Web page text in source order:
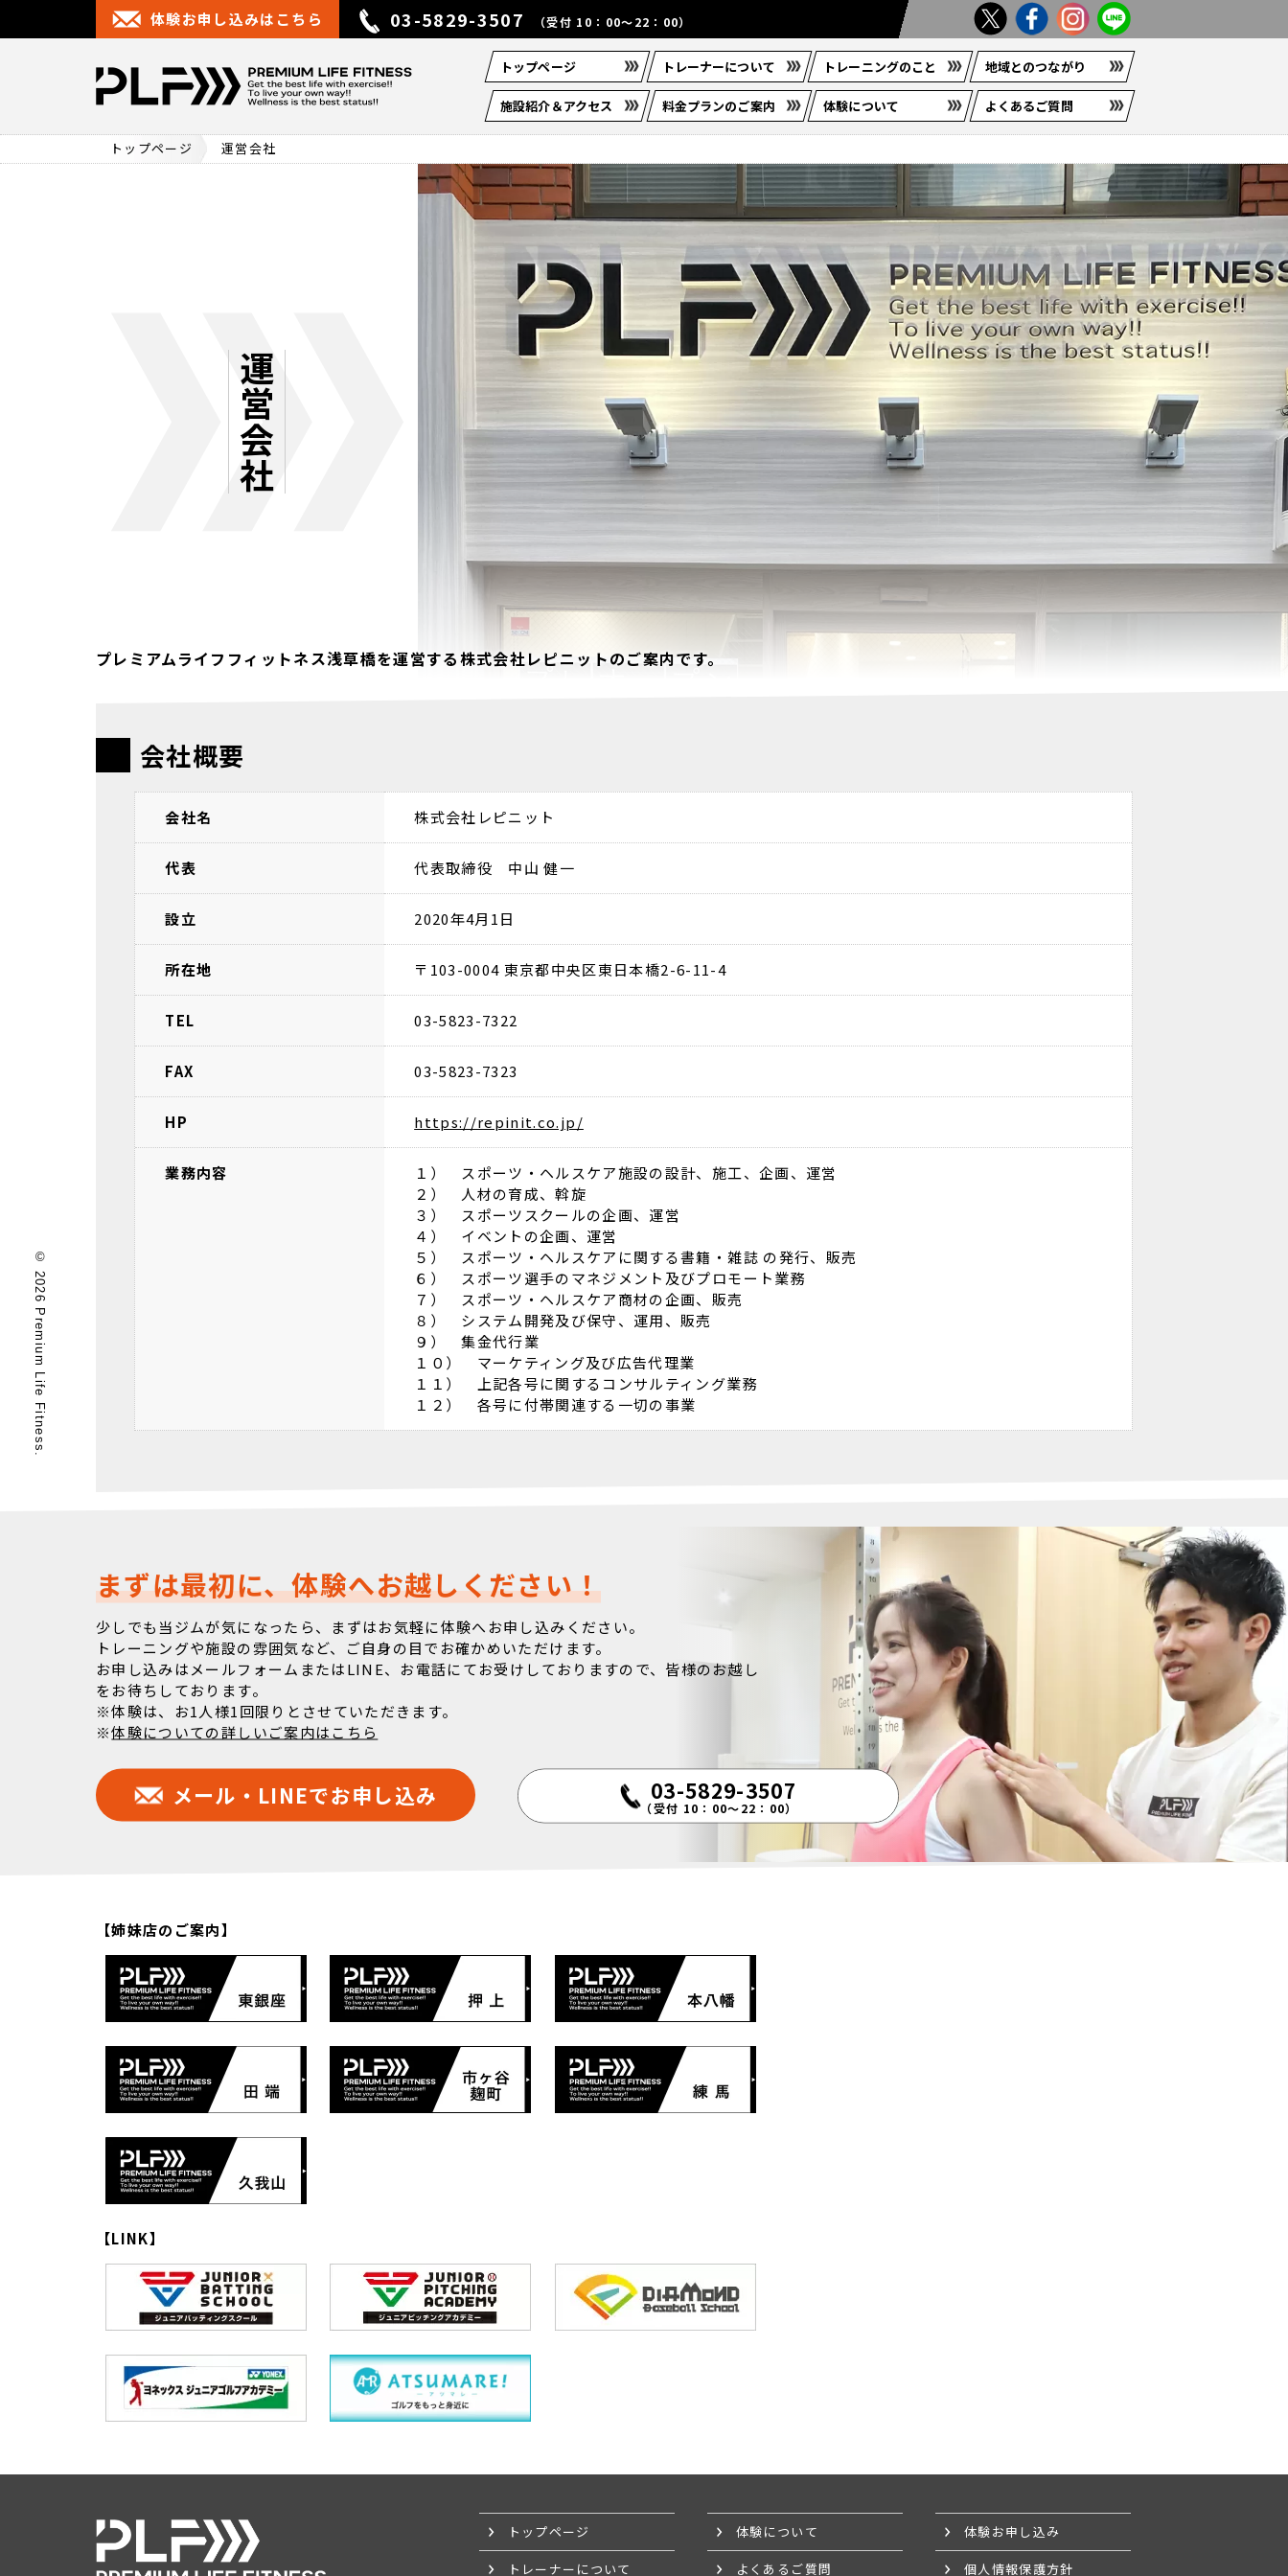
体験お申し込みはこちら 03-5829-3507 （受付 10：00～22：00）
トップページ トレーナーについて トレーニングのこと 地域とのつながり
施設紹介＆アクセス 料金プランのご案内 体験について よくあるご質問
トップページ 運営会社
運営会社
プレミアムライフフィットネス浅草橋を運営する株式会社レピニットのご案内です。
会社概要
会社名 株式会社レピニット
代表 代表取締役 中山 健一
設立 2020年4月1日
所在地 〒103-0004 東京都中央区東日本橋2-6-11-4
TEL 03-5823-7322
FAX 03-5823-7323
HP https://repinit.co.jp/
業務内容
１） スポーツ・ヘルスケア施設の設計、施工、企画、運営
２） 人材の育成、斡旋
３） スポーツスクールの企画、運営
４） イベントの企画、運営
５） スポーツ・ヘルスケアに関する書籍・雑誌 の発行、販売
６） スポーツ選手のマネジメント及びプロモート業務
７） スポーツ・ヘルスケア商材の企画、販売
８） システム開発及び保守、運用、販売
９） 集金代行業
１０） マーケティング及び広告代理業
１１） 上記各号に関するコンサルティング業務
１２） 各号に付帯関連する一切の事業
まずは最初に、体験へお越しください！
少しでも当ジムが気になったら、まずはお気軽に体験へお申し込みください。
トレーニングや施設の雰囲気など、ご自身の目でお確かめいただけます。
お申し込みはメールフォームまたはLINE、お電話にてお受けしておりますので、皆様のお越し
をお待ちしております。
※体験は、お1人様1回限りとさせていただきます。
※体験についての詳しいご案内はこちら
メール・LINEでお申し込み 03-5829-3507
（受付 10：00～22：00）
【姉妹店のご案内】
【LINK】
トップページ
トレーナーについて
体験について
よくあるご質問
体験お申し込み
個人情報保護方針
© 2026 Premium Life Fitness.